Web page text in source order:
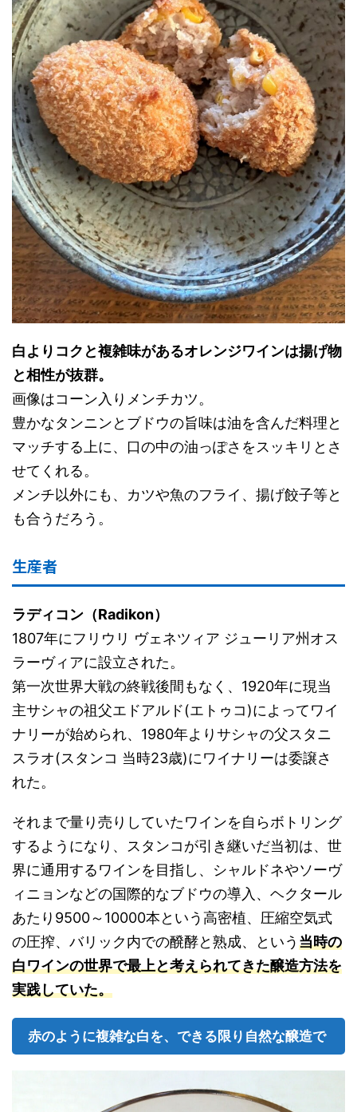
白よりコクと複雑味があるオレンジワインは揚げ物
と相性が抜群。
画像はコーン入りメンチカツ。
豊かなタンニンとブドウの旨味は油を含んだ料理と
マッチする上に、口の中の油っぽさをスッキリとさ
せてくれる。
メンチ以外にも、カツや魚のフライ、揚げ餃子等と
も合うだろう。
生産者
ラディコン（Radikon）
1807年にフリウリ ヴェネツィア ジューリア州オス
ラーヴィアに設立された。
第一次世界大戦の終戦後間もなく、1920年に現当
主サシャの祖父エドアルド(エトゥコ)によってワイ
ナリーが始められ、1980年よりサシャの父スタニ
スラオ(スタンコ 当時23歳)にワイナリーは委譲さ
れた。
それまで量り売りしていたワインを自らボトリング
するようになり、スタンコが引き継いだ当初は、世
界に通用するワインを目指し、シャルドネやソーヴ
ィニョンなどの国際的なブドウの導入、ヘクタール
あたり9500～10000本という高密植、圧縮空気式
の圧搾、バリック内での醗酵と熟成、という当時の
白ワインの世界で最上と考えられてきた醸造方法を
実践していた。
赤のように複雑な白を、できる限り自然な醸造で